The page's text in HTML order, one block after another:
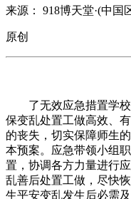
来源： 918博天堂·(中国
原创
了无效应急措置学校
保变乱处置工做高效、
的丧失，切实保障师生
本预案。应急带领小组
置，协调各方力量进行
乱善后处置工做，尽快
生平安变乱发生后必需